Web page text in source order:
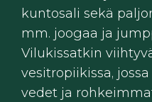
kuntosali sekä
mm. joogaa ja
Vilukissatkin
vesitropiikissa,
vedet ja